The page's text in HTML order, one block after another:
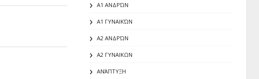
Α1 ΑΝΔΡΏΝ
Α1 ΓΥΝΑΙΚΏΝ
Α2 ΑΝΔΡΏΝ
Α2 ΓΥΝΑΙΚΩΝ
ΑΝΆΠΤΥΞΗ